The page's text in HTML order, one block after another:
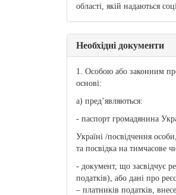
області, якій надаються
Необхідні документи
1. Особою або законним
основі:
а) пред’являються:
- паспорт громадянина
Україні /посвідчення
та посвідка на тимчасове
- документ, що засвідчує
податків), або дані про
– платників податків,